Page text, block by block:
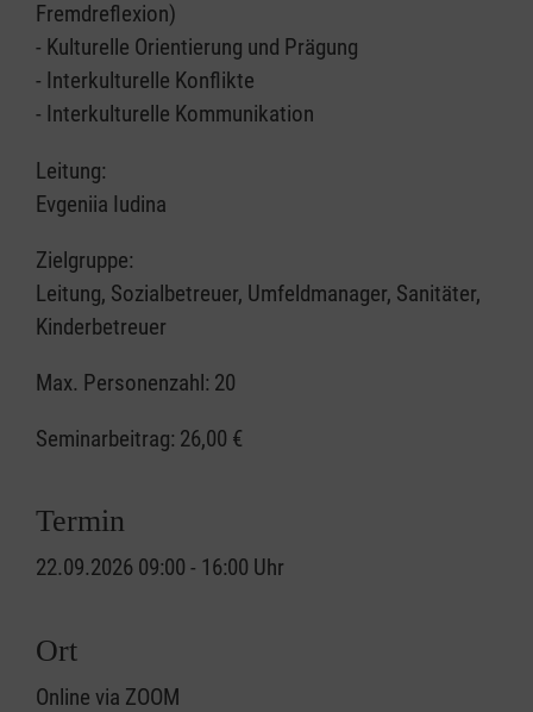
Fremdreflexion)
- Kulturelle Orientierung und Prägung
- Interkulturelle Konflikte
- Interkulturelle Kommunikation
Leitung:
Evgeniia Iudina
Zielgruppe:
Leitung, Sozialbetreuer, Umfeldmanager, Sanitäter,
Kinderbetreuer
Max. Personenzahl: 20
Seminarbeitrag: 26,00 €
Termin
22.09.2026 09:00 - 16:00 Uhr
Ort
Online via ZOOM